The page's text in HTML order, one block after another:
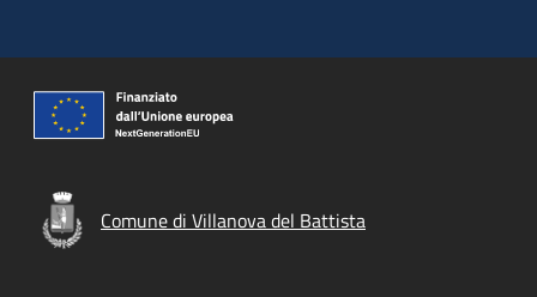
Comune di Villanova del Battista